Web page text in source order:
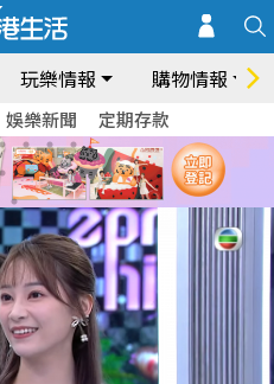
玩樂情報 購物情報
娛樂新聞 定期存款